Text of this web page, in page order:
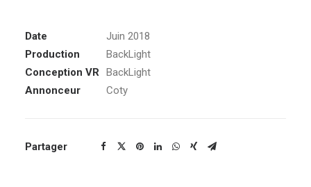
Date
Juin 2018
Production
BackLight
Conception VR BackLight
Annonceur
Coty
Partager